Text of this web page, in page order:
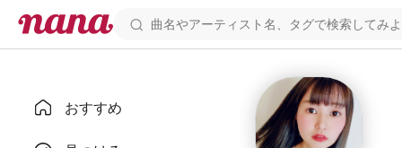
おすすめ
mihiro